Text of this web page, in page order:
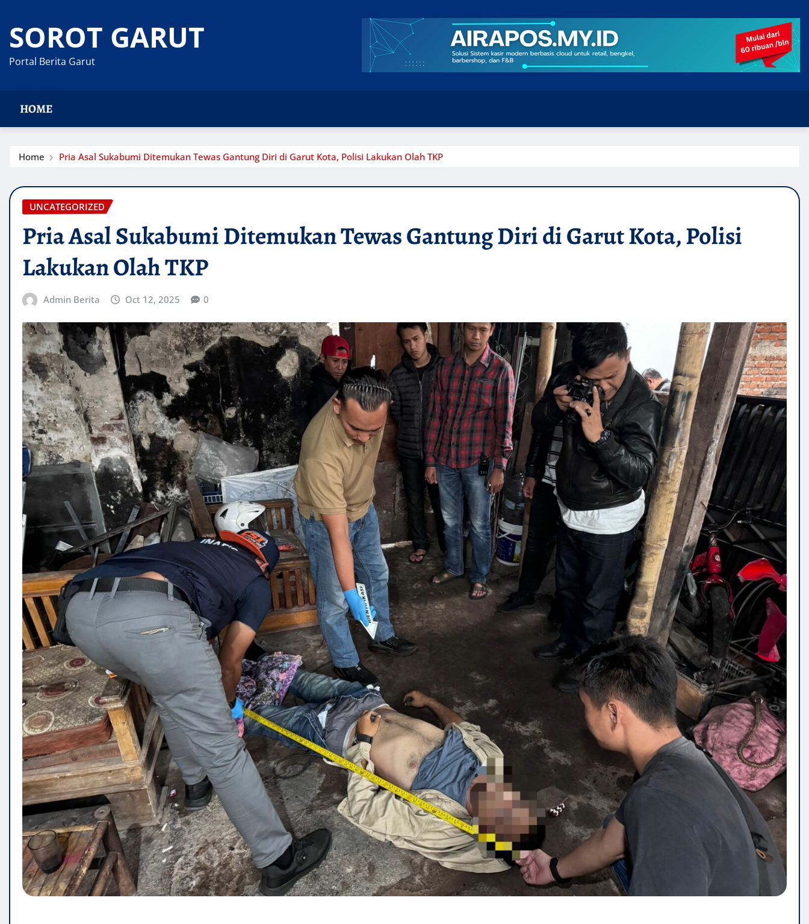
content
SOROT GARUT
Portal Berita Garut
HOME
Home Pria Asal Sukabumi Ditemukan Tewas Gantung Diri di Garut Kota, Polisi Lakukan Olah TKP
UNCATEGORIZED
Pria Asal Sukabumi Ditemukan Tewas Gantung Diri di Garut Kota, Polisi
Lakukan Olah TKP
Admin Berita Oct 12, 2025 0